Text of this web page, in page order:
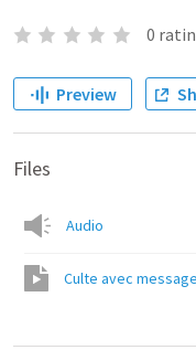
0
Preview
Files
Audio
Culte avec